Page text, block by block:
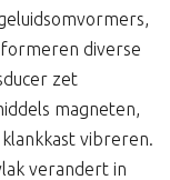
diverse
zet
magneten,
vibreren.
verandert in